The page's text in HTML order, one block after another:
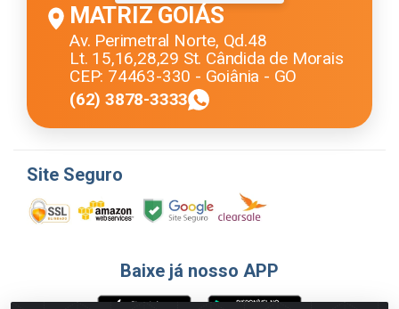
MATRIZ GOIÁS
Av. Perimetral Norte, Qd.48
Lt. 15,16,28,29 St. Cândida de Morais
CEP: 74463-330 - Goiânia - GO
(62) 3878-3333
Site Seguro
Baixe já nosso APP